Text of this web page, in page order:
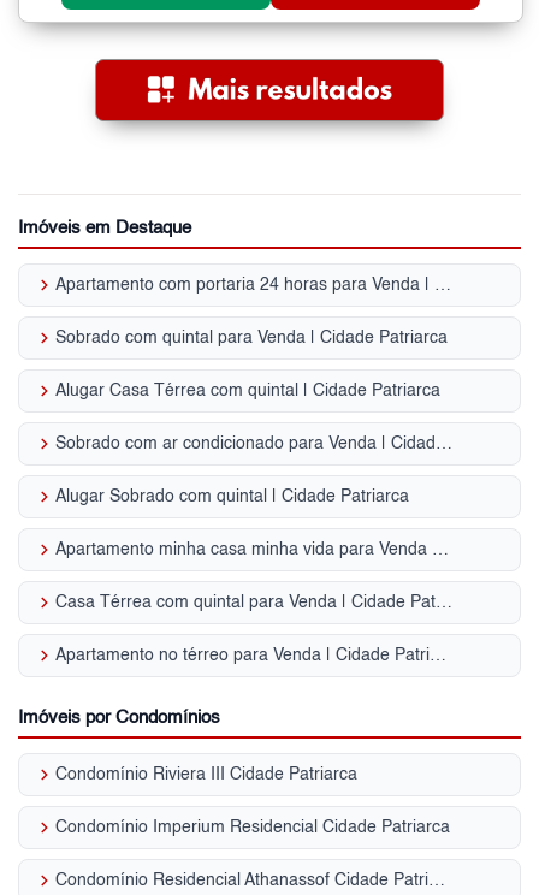
Imóveis em Destaque
keyboard_arrow_right Apartamento com portaria 24 horas para Venda | Cidade Patriarca
keyboard_arrow_right Sobrado com quintal para Venda | Cidade Patriarca
keyboard_arrow_right Alugar Casa Térrea com quintal | Cidade Patriarca
keyboard_arrow_right Sobrado com ar condicionado para Venda | Cidade Patriarca
keyboard_arrow_right Alugar Sobrado com quintal | Cidade Patriarca
keyboard_arrow_right Apartamento minha casa minha vida para Venda | Cidade Patriarca
keyboard_arrow_right Casa Térrea com quintal para Venda | Cidade Patriarca
keyboard_arrow_right Apartamento no térreo para Venda | Cidade Patriarca
Imóveis por Condomínios
keyboard_arrow_right Condomínio Riviera III Cidade Patriarca
keyboard_arrow_right Condomínio Imperium Residencial Cidade Patriarca
keyboard_arrow_right Condomínio Residencial Athanassof Cidade Patriarca